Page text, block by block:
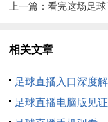
上一篇：看完这场足球直播手机观看我直接破防
相关文章
足球直播入口深度
据流到战术板的视觉
足球直播电脑版见